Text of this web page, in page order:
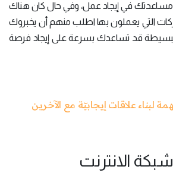
في إيجاد عمل، وفي حال كان هناك
التي يعملون بها اطلب منهم أن يخبروك
قد تساعدك بسرعة على إيجاد فرصة
الانترنت